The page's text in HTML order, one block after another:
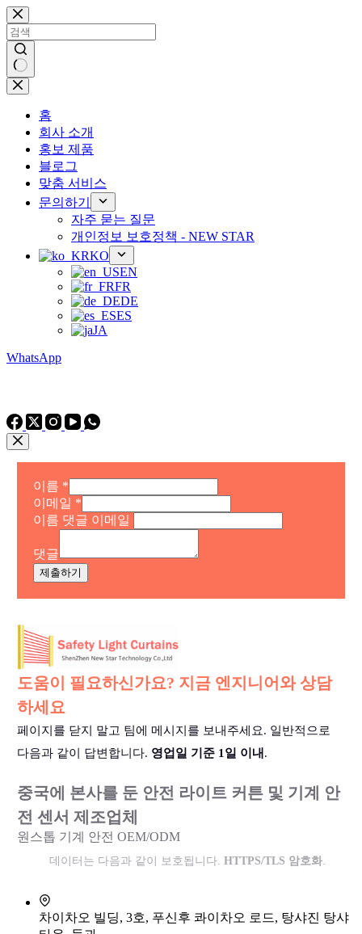
콘
텐
츠
로
건
너
결
홈
회사 소개
홍보 제품
블로그
맞춤 서비스
문의하기
자주 묻는 질문
개인정보 보호정책 - NEW STAR
KO
EN
FR
DE
ES
JA
WhatsApp
이름 *
이메일 *
이름 댓글 이메일
댓글
제출하기
도움이 필요하신가요? 지금 엔지니어와 상담
하세요
페이지를 닫지 말고 팀에 메시지를 보내주세요. 일반적으로
다음과 같이 답변합니다. 영업일 기준 1일 이내 .
중국에 본사를 둔 안전 라이트 커튼 및 기계 안
전 센서 제조업체
원스톱 기계 안전 OEM/ODM
데이터는 다음과 같이 보호됩니다. HTTPS/TLS 암호화
차이차오 빌딩, 3호, 푸신후 콰이차오 로드, 탕샤진 탕샤